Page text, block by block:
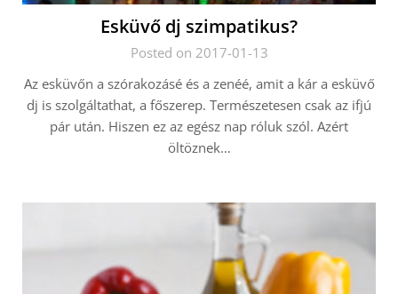
Esküvő dj szimpatikus?
Posted on 2017-01-13
Az esküvőn a szórakozásé és a zenéé, amit a kár a esküvő
dj is szolgáltathat, a főszerep. Természetesen csak az ifjú
pár után. Hiszen ez az egész nap róluk szól. Azért
öltöznek…